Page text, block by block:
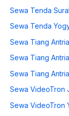
Sewa Tenda
Sewa Tenda
Sewa Tiang
Sewa Tiang
Sewa Tiang
Sewa VideoTron
Sewa VideoTron